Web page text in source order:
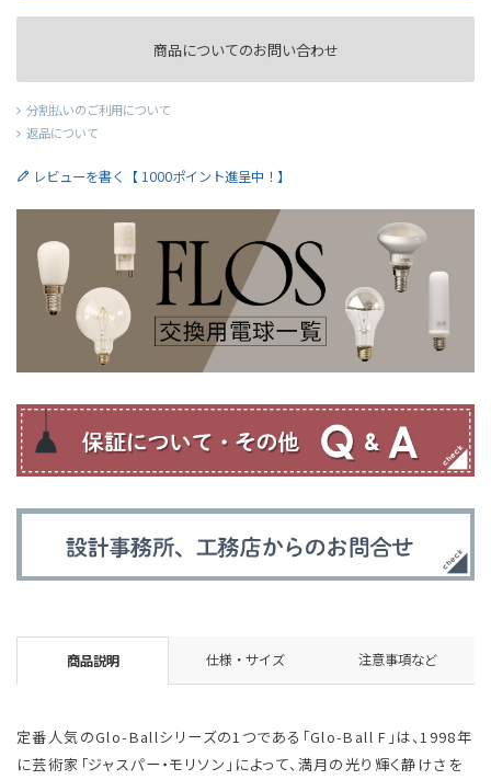
商品についてのお問い合わせ
分割払いのご利用について
返品について
レビューを書く【 1000ポイント進呈中！】
商品説明 仕様・サイズ 注意事項など
定番人気のGlo-Ballシリーズの1つである「Glo-Ball F」は、1998年
に芸術家「ジャスパー・モリソン」によって、満月の光り輝く静けさを